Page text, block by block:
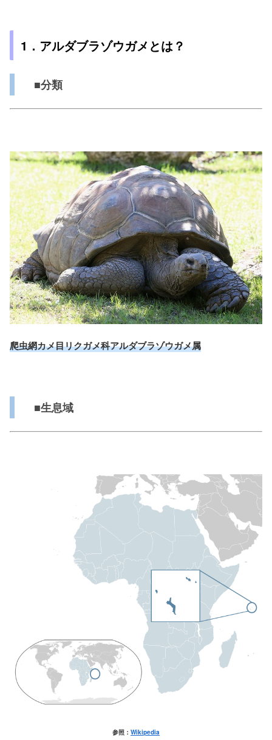
1 ．アルダブラゾウガメとは？
■分類
爬虫網カメ目リクガメ科アルダブラゾウガメ属
■生息域
参照： Wikipedia